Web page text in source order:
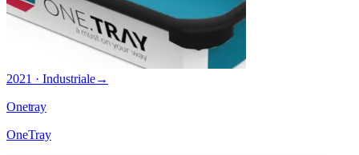
2021 · Industriale→
Onetray
OneTray